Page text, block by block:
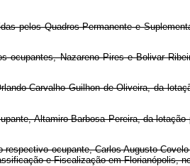
pelos Quadros Permanente e
ocupantes, Nazareno Pires e Bolivar
Carvalho Guilhon de Oliveira, da
Altamiro Barbosa Pereira, da
ocupante, Carlos Augusto
e Fiscalização em Florianópolis,